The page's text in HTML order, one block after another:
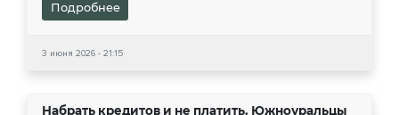
Подробнее
3 июня 2026 - 21:15
Набрать кредитов и не платить. Южноуральцы